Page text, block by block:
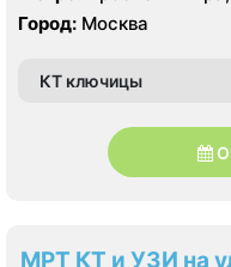
Сухаревская
Город: Москва
КТ ключицы
МРТ КТ и УЗИ на